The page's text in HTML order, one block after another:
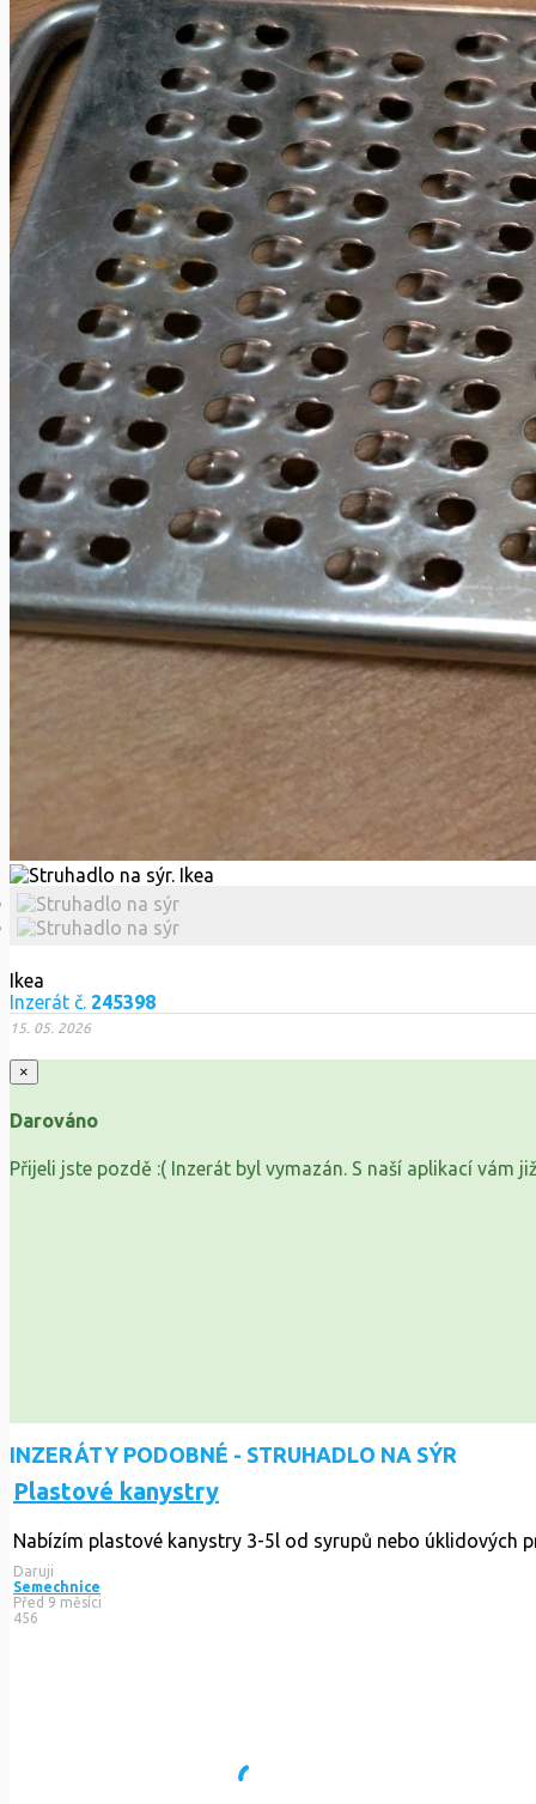
Ikea
Inzerát č. 245398
15. 05. 2026
×
Darováno
Přijeli jste pozdě :( Inzerát byl vymazán. S naší aplikací vám
INZERÁTY PODOBNÉ - STRUHADLO NA SÝR
Plastové kanystry
Nabízím plastové kanystry 3-5l od syrupů nebo úklidových
Daruji
Semechnice
Před 9 měsíci
456